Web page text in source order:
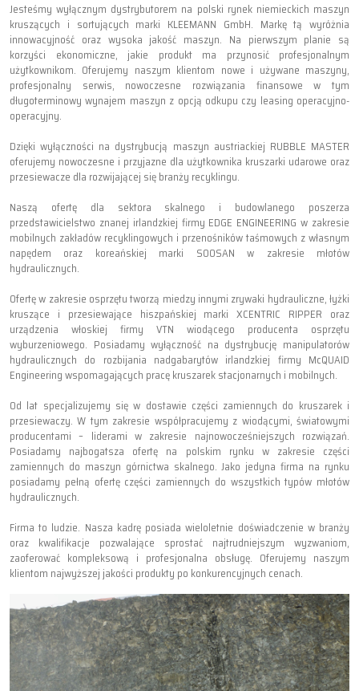
Jesteśmy wyłącznym dystrybutorem na polski rynek niemieckich maszyn
kruszących i sortujących marki KLEEMANN GmbH. Markę tą wyróżnia
innowacyjność oraz wysoka jakość maszyn. Na pierwszym planie są
korzyści ekonomiczne, jakie produkt ma przynosić profesjonalnym
użytkownikom. Oferujemy naszym klientom nowe i używane maszyny,
profesjonalny serwis, nowoczesne rozwiązania finansowe w tym
długoterminowy wynajem maszyn z opcją odkupu czy leasing operacyjno-
operacyjny.
Dzięki wyłączności na dystrybucją maszyn austriackiej RUBBLE MASTER
oferujemy nowoczesne i przyjazne dla użytkownika kruszarki udarowe oraz
przesiewacze dla rozwijającej się branży recyklingu.
Naszą ofertę dla sektora skalnego i budowlanego poszerza
przedstawicielstwo znanej irlandzkiej firmy EDGE ENGINEERING w zakresie
mobilnych zakładów recyklingowych i przenośników taśmowych z własnym
napędem oraz koreańskiej marki SOOSAN w zakresie młotów
hydraulicznych.
Ofertę w zakresie osprzętu tworzą miedzy innymi zrywaki hydrauliczne, łyżki
kruszące i przesiewające hiszpańskiej marki XCENTRIC RIPPER oraz
urządzenia włoskiej firmy VTN wiodącego producenta osprzętu
wyburzeniowego. Posiadamy wyłączność na dystrybucję manipulatorów
hydraulicznych do rozbijania nadgabarytów irlandzkiej firmy McQUAID
Engineering wspomagających pracę kruszarek stacjonarnych i mobilnych.
Od lat specjalizujemy się w dostawie części zamiennych do kruszarek i
przesiewaczy. W tym zakresie współpracujemy z wiodącymi, światowymi
producentami – liderami w zakresie najnowocześniejszych rozwiązań.
Posiadamy najbogatsza ofertę na polskim rynku w zakresie części
zamiennych do maszyn górnictwa skalnego. Jako jedyna firma na rynku
posiadamy pełną ofertę części zamiennych do wszystkich typów młotów
hydraulicznych.
Firma to ludzie. Nasza kadrę posiada wieloletnie doświadczenie w branży
oraz kwalifikacje pozwalające sprostać najtrudniejszym wyzwaniom,
zaoferować kompleksową i profesjonalna obsługę. Oferujemy naszym
klientom najwyższej jakości produkty po konkurencyjnych cenach.